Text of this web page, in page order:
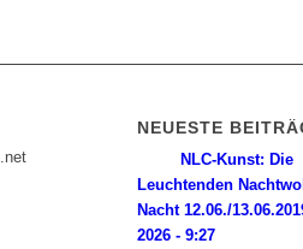
NEUESTE
NLC-Kunst: Die
Leuchtenden
Nacht 12.06./
2026 - 9:27